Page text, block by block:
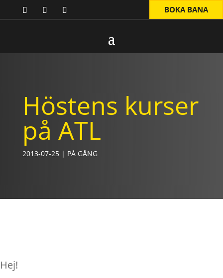
BOKA BANA
Höstens kurser
på ATL
2013-07-25| PÅ GÅNG
Hej!